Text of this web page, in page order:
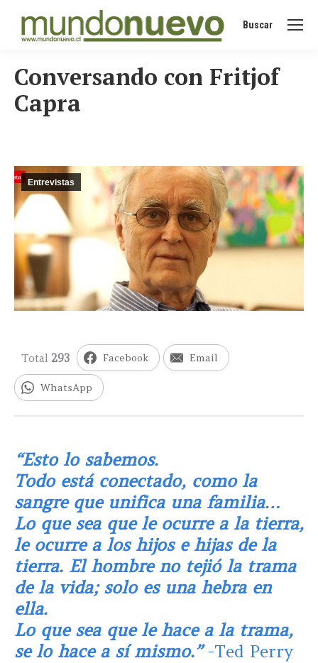
Buscar:
Buscar
Conversando con Fritjof
Capra
Entrevistas
Total 293 Facebook Email
WhatsApp
“Esto lo sabemos.
Todo está conectado, como la
sangre que unifica una familia…
Lo que sea que le ocurre a la tierra,
le ocurre a los hijos e hijas de la
tierra. El hombre no tejió la trama
de la vida; solo es una hebra en
ella.
Lo que sea que le hace a la trama,
se lo hace a sí mismo.” -Ted Perry